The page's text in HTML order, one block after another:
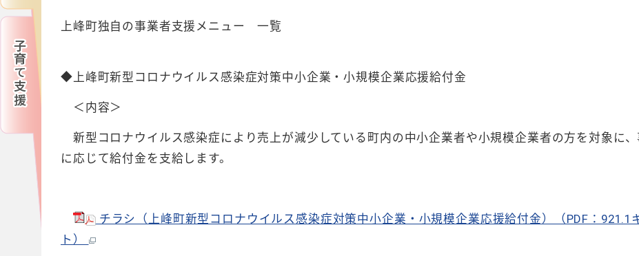
上峰町独自の事業者支援メニュー 一覧
◆上峰町新型コロナウイルス感染症対策中小企業・小規模企業応援給付金
＜内容＞
新型コロナウイルス感染症により売上が減少している町内の中小企業者や小規模企業者の方を対象に
に応じて給付金を支給します。
チラシ（上峰町新型コロナウイルス感染症対策中小企業・小規模企業応援給付金）（PDF：921.1
ト）